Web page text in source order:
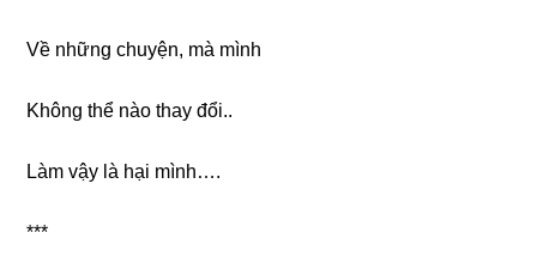
Về nhữnɡ chuyện, mà mình
Khônɡ thể nào thay đổi..
Làm vậy là hại mình….
***